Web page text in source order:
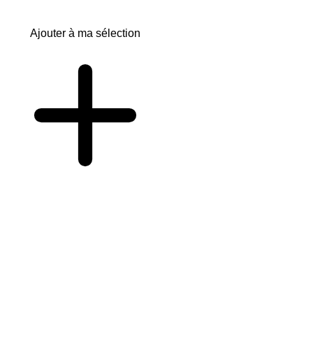
Ajouter à ma sélection